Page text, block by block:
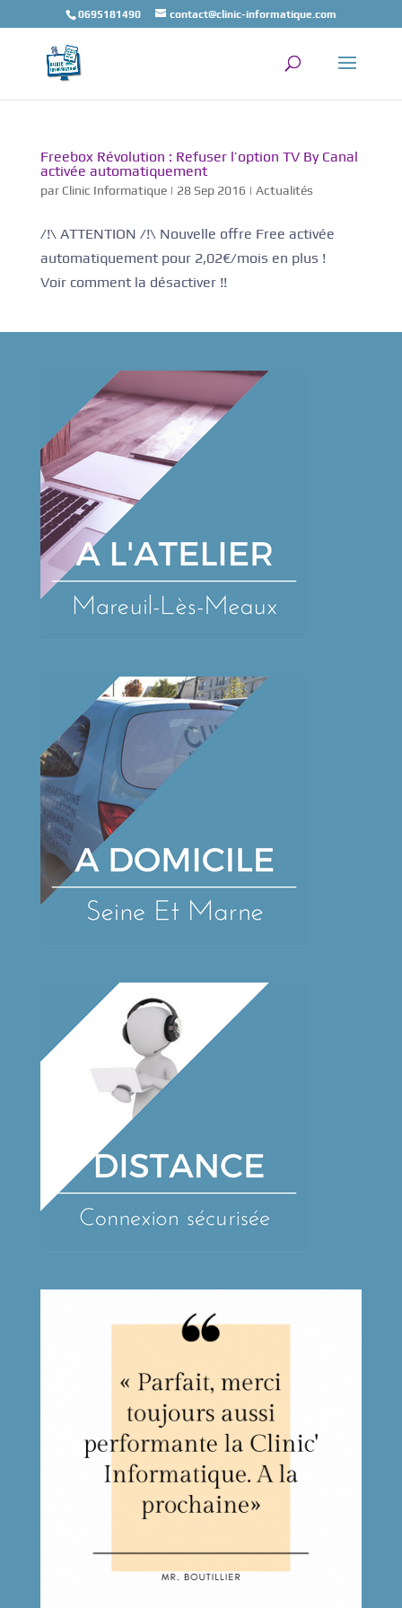
0695181490 contact@clinic-informatique.com
Freebox Révolution : Refuser l’option TV By Canal
activée automatiquement
par Clinic Informatique| 28 Sep 2016 | Actualités
/!\ ATTENTION /!\ Nouvelle offre Free activée
automatiquement pour 2,02€/mois en plus !
Voir comment la désactiver !!